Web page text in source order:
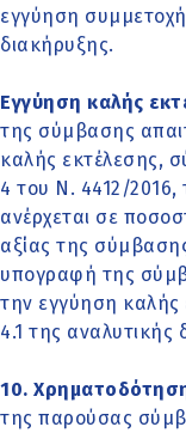
εγγύηση
διακήρυξης.
Εγγύηση καλής
της σύμβασης
καλής εκτέλεσης,
4 του Ν. 4412/2016,
ανέρχεται σε
αξίας της
υπογραφή της
την εγγύηση
4.1 της αναλυτικής
10.
της παρούσας